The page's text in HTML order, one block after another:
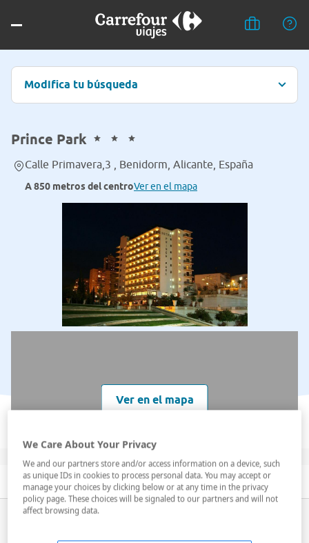
Modifica tu búsqueda
Prince Park
Calle Primavera,3 , Benidorm, Alicante, España
A 850 metros del centroVer en el mapa
Ver en el mapa
Descripción Servicios Habitaciones
El Hotel Prince Park es un tranquilo y céntrico
We Care About Your Privacy
We and our partners store and/or access information on a device, such
as unique IDs in cookies to process personal data. You may accept or
manage your choices by clicking below or at any time in the privacy
policy page. These choices will be signaled to our partners and will not
affect browsing data.